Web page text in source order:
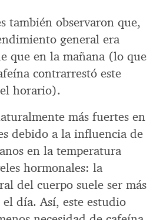
también observaron que,
general era
que en la mañana (lo que
contrarrestó este
horario).
más fuertes en
debido a la influencia de
en la temperatura
hormonales: la
del cuerpo suele ser más
día. Así, este estudio